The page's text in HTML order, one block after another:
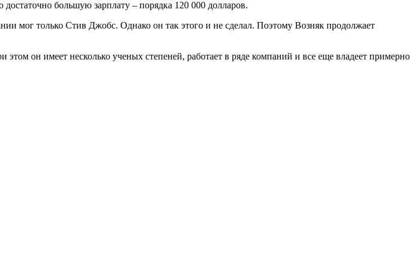
большую зарплату – порядка 120 000 долларов.
мог только Стив Джобс. Однако он так этого и не сделал. Поэтому Возняк продолжает
он имеет несколько ученых степеней, работает в ряде компаний и все еще владеет примерно